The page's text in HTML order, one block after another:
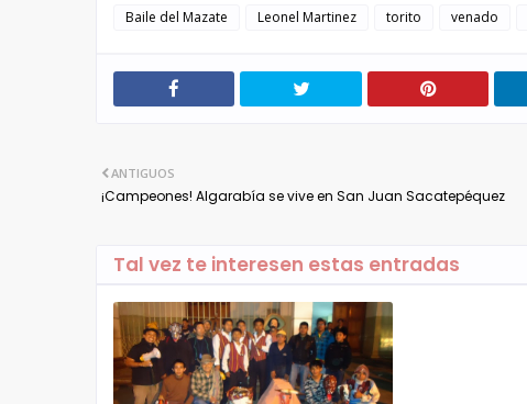
Baile del Mazate Leonel Martinez torito venado
ANTIGUOS
¡Campeones! Algarabía se vive en San Juan Sacatepéquez
Tal vez te interesen estas entradas